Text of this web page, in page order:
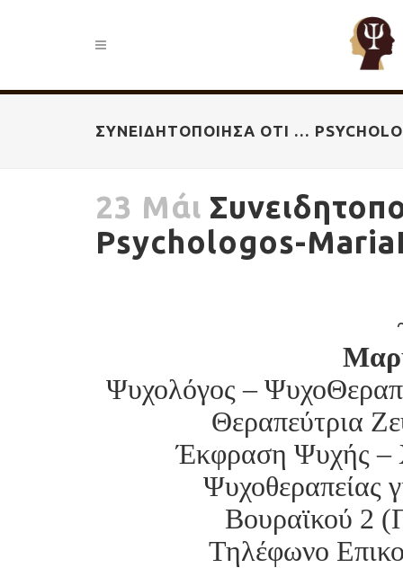
ΣΥΝΕΙΔΗΤΟΠΟΊΗΣΑ ΌΤΙ …
23 Μάι
Psychologos-
Ψυχολόγος –
Θεραπεύτρια
Έκφραση Ψυχής –
Ψυχοθεραπείας
Βουραϊκού 2
Τηλέφωνο